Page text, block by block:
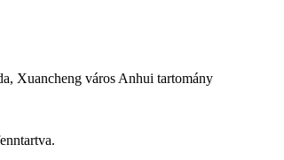
Xuancheng város Anhui tartomány